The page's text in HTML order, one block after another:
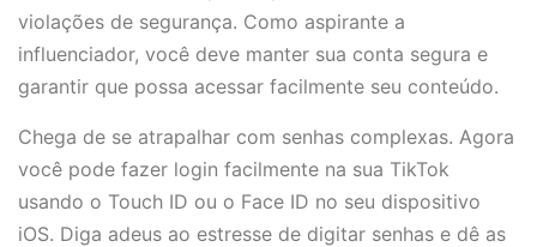
violações de segurança. Como aspirante a
influenciador, você deve manter sua conta segura e
garantir que possa acessar facilmente seu conteúdo.
Chega de se atrapalhar com senhas complexas. Agora
você pode fazer login facilmente na sua TikTok
usando o Touch ID ou o Face ID no seu dispositivo
iOS. Diga adeus ao estresse de digitar senhas e dê as